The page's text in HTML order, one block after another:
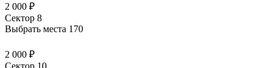
2 000 ₽
Сектор 8
Выбрать места 170
2 000 ₽
Сектор 10